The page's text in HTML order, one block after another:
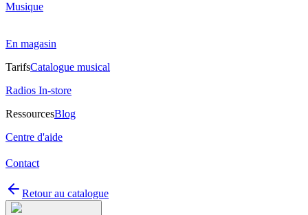
Musique
En magasin
TarifsCatalogue musical
Radios In-store
RessourcesBlog
Centre d'aide
Contact
Retour au catalogue